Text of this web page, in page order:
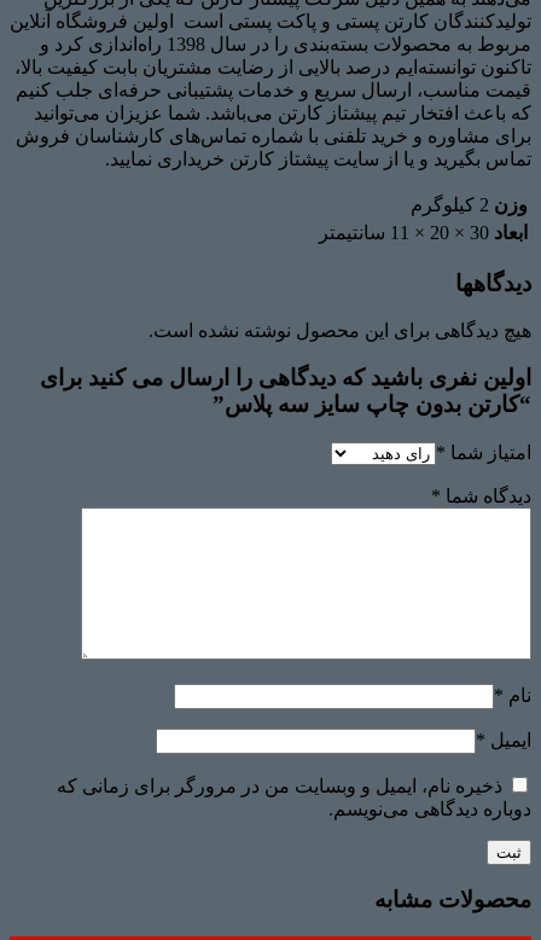
تولیدکنندگان کارتن پستی و پاکت پستی است اولین فروشگاه آنلاین
مربوط به محصولات بسته‌بندی را در سال 1398 راه‌اندازی کرد و
تاکنون توانسته‌ایم درصد بالایی از رضایت مشتریان بابت کیفیت بالا،
قیمت مناسب، ارسال سریع و خدمات پشتیبانی حرفه‌ای جلب کنیم
که باعث افتخار تیم پیشتاز کارتن می‌باشد. شما عزیزان می‌توانید
برای مشاوره و خرید تلفنی با شماره تماس‌های کارشناسان فروش
تماس بگیرید و یا از سایت پیشتاز کارتن خریداری نمایید.
وزن 2 کیلوگرم
ابعاد 30 × 20 × 11 سانتیمتر
دیدگاهها
هیچ دیدگاهی برای این محصول نوشته نشده است.
اولین نفری باشید که دیدگاهی را ارسال می کنید برای
“کارتن بدون چاپ سایز سه پلاس”
امتیاز شما *
دیدگاه شما *
نام *
ایمیل *
ذخیره نام، ایمیل و وبسایت من در مرورگر برای زمانی که
دوباره دیدگاهی می‌نویسم.
محصولات مشابه